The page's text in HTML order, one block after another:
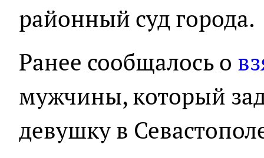
районный суд города.
Ранее сообщалось о
мужчины, который
девушку в